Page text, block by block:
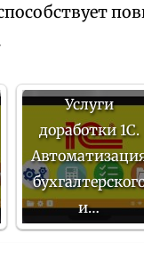
Услуги
доработки 1С.
и…